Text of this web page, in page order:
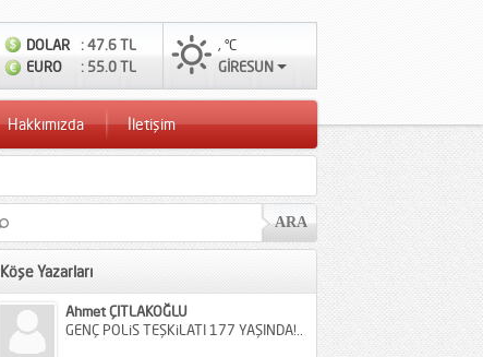
DOLAR
: 47.6 TL
EURO
: 55.0 TL
, °C
GİRESUN
Hakkımızda İletişim
Köşe Yazarları
Ahmet ÇITLAKOĞLU
GENÇ POLiS TEŞKiLATI 177 YAŞINDA!..